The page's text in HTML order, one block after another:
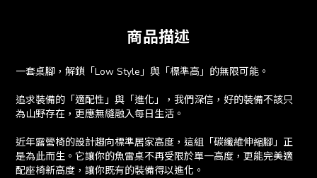
商品描述
一套桌腳，解鎖「Low Style」與「標準高」的無限可能。
追求裝備的「適配性」與「進化」，我們深信，好的裝備不該只
為山野存在，更應無縫融入每日生活。
近年露營椅的設計趨向標準居家高度，這組「碳纖維伸縮腳」正
是為此而生。它讓你的魚雷桌不再受限於單一高度，更能完美適
配座椅新高度，讓你既有的裝備得以進化。